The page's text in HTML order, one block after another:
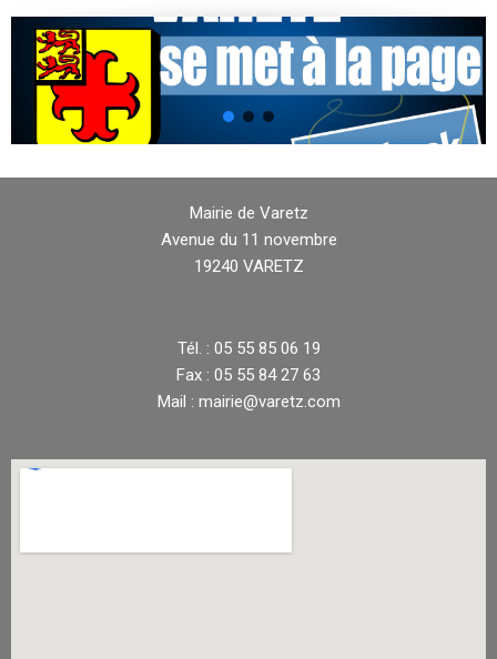
Mairie de Varetz
Avenue du 11 novembre
19240 VARETZ
Tél. : 05 55 85 06 19
Fax : 05 55 84 27 63
Mail : mairie@varetz.com